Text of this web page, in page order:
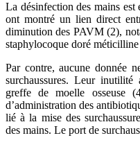
La désinfection des mains est
ont montré un lien direct
diminution des PAVM (2),
staphylocoque doré méticilline
Par contre, aucune donnée
surchaussures. Leur
greffe de moelle osseuse
d’administration des
lié à la mise des
des mains. Le port de